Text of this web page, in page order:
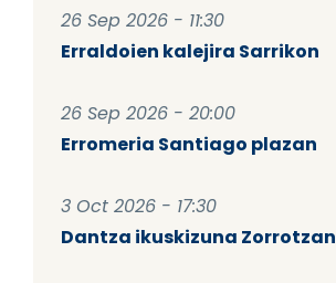
26 Sep 2026 - 11:30
Erraldoien kalejira Sarrikon
26 Sep 2026 - 20:00
Erromeria Santiago plazan
3 Oct 2026 - 17:30
Dantza ikuskizuna Zorrotzan